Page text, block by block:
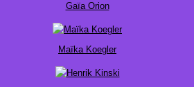
Gaïa Orion
Maïka Koegler